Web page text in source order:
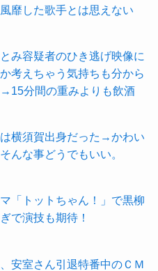
靡した歌手とは思えない
み容疑者のひき逃げ映像に
考えちゃう気持ちも分から
分間の重みよりも飲酒
横須賀出身だった→かわい
んな事どうでもいい。
「トットちゃん！」で黒柳
で演技も期待！
安室さん引退特番中のＣＭ